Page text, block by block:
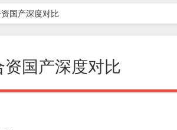
国产深度对比
国产深度对比